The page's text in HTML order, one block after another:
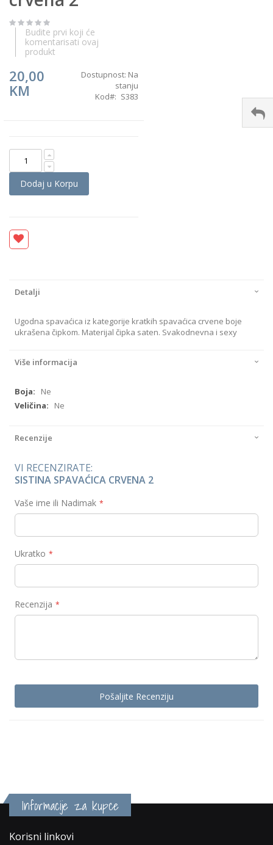
Budite prvi koji će
komentarisati ovaj
produkt
20,00
KM
Dostupnost: Na
stanju
Kod
S383
Dodaj u Korpu
the
gallery
Detalji
Ugodna spavaćica iz kategorije kratkih spavaćica crvene boje
ukrašena čipkom. Materijal čipka saten. Svakodnevna i sexy
Više informacija
Više
informacija
Ne
Ne
Recenzije
VI RECENZIRATE:
SISTINA SPAVAĆICA CRVENA 2
Vaše ime ili Nadimak
Ukratko
Recenzija
Pošaljite Recenziju
Informacije za kupce
Korisni linkovi